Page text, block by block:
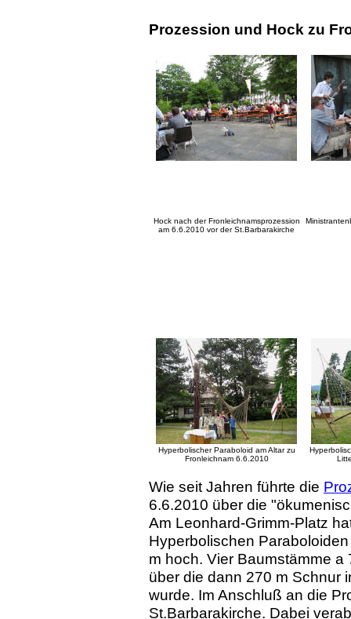
Prozession und Hock zu
Hock nach der Fronleichnamsprozession
am 6.6.2010 vor der St.Barbarakirche
Hyperbolischer Paraboloid am Altar zu
Fronleichnam 6.6.2010
Wie seit Jahren führte die
6.6.2010 über die
Am Leonhard-Grimm-Platz
Hyperbolischen
m hoch. Vier Baumstämme
über die dann 270 m Schnur
wurde. Im Anschluß an die
St.Barbarakirche. Dabei